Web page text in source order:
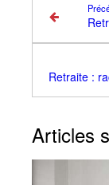
Articles